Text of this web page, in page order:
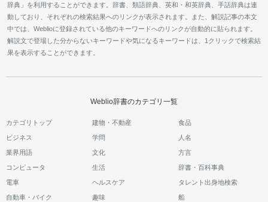
辞典」を利用することができます。辞書、類語辞典、英和・和英辞典、手話辞典は連
動しており、それぞれの検索結果へのリンクが表示されます。また、解説記事の本文
中では、Weblioに登録されている他のキーワードへのリンクが自動的に貼られます。
解説文で登場した分からないキーワードや気になるキーワードは、1クリックで検索結
果を表示することができます。
Weblio辞書のカテゴリ一覧
カテゴリトップ 建物・不動産 食品
ビジネス 学問 人名
業界用語 文化 方言
コンピュータ 生活 辞書・百科事典
電車 ヘルスケア タレント出身地検索
自動車・バイク 趣味 船